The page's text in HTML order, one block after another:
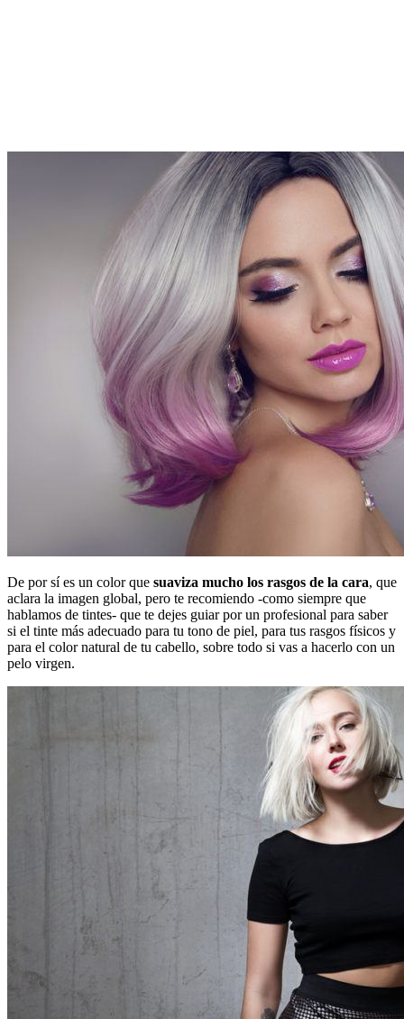
De por sí es un color que suaviza mucho los rasgos de la cara, que
aclara la imagen global, pero te recomiendo -como siempre que
hablamos de tintes- que te dejes guiar por un profesional para saber
si el tinte más adecuado para tu tono de piel, para tus rasgos físicos y
para el color natural de tu cabello, sobre todo si vas a hacerlo con un
pelo virgen.